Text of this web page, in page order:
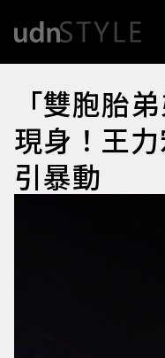
「雙胞胎
現身！王
引暴動